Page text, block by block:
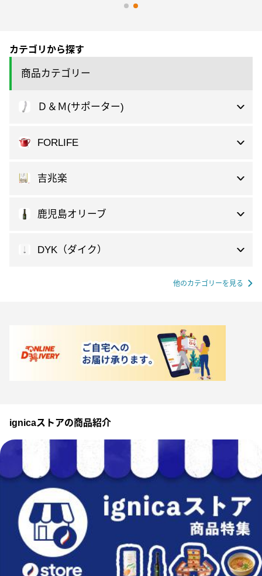
カテゴリから探す
商品カテゴリー
Ｄ＆Ｍ(サポーター)
FORLIFE
吉兆楽
鹿児島オリーブ
DYK（ダイク）
他のカテゴリーを見る
ignicaストアの商品紹介